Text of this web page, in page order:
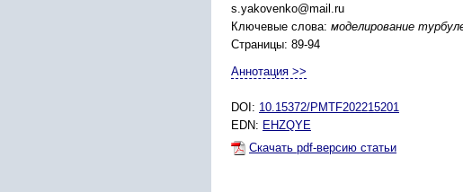
s.yakovenko@mail.ru
Ключевые слова: моделирование
Страницы: 89-94
Аннотация >>
DOI: 10.15372/PMTF202215201
EDN: EHZQYE
Скачать pdf-версию статьи